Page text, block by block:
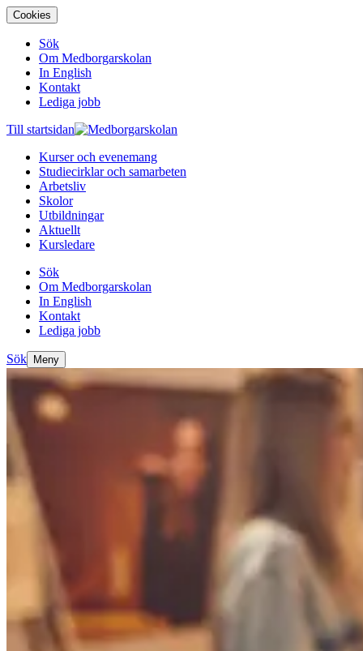
Cookies
Sök
Om Medborgarskolan
In English
Kontakt
Lediga jobb
Till startsidan
Kurser och evenemang
Studiecirklar och samarbeten
Arbetsliv
Skolor
Utbildningar
Aktuellt
Kursledare
Sök
Om Medborgarskolan
In English
Kontakt
Lediga jobb
Sök Meny